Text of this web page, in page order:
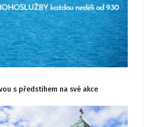
s předstihem na své akce